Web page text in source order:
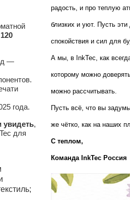
—
года.
увидеть,
для
радость, и про теплую
близких и уют. Пусть
спокойствия и сил для
А мы, в InkTec, как
которому можно
можно рассчитывать.
Пусть всё, что вы
же чётко, как на наших
С теплом,
Команда InkTec Россия